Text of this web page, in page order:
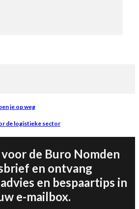
je op weg
de logistieke sector
de Buro Nomden
en ontvang
en bespaartips in
e-mailbox.